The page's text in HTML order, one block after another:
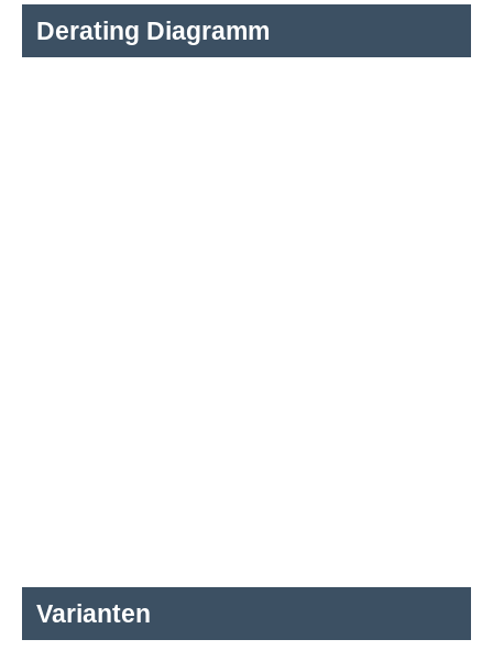
Derating Diagramm
Varianten